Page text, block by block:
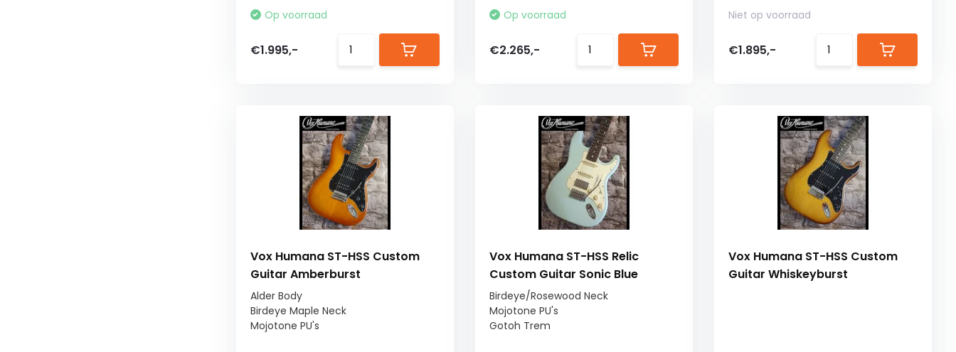
Op voorraad
€1.995,-
Op voorraad
€2.265,-
Niet op voorraad
€1.895,-
Vox Humana ST-HSS Custom
Guitar Amberburst
Alder Body
Birdeye Maple Neck
Mojotone PU's
Vox Humana ST-HSS Relic
Custom Guitar Sonic Blue
Birdeye/Rosewood Neck
Mojotone PU's
Gotoh Trem
Vox Humana ST-HSS Custom
Guitar Whiskeyburst